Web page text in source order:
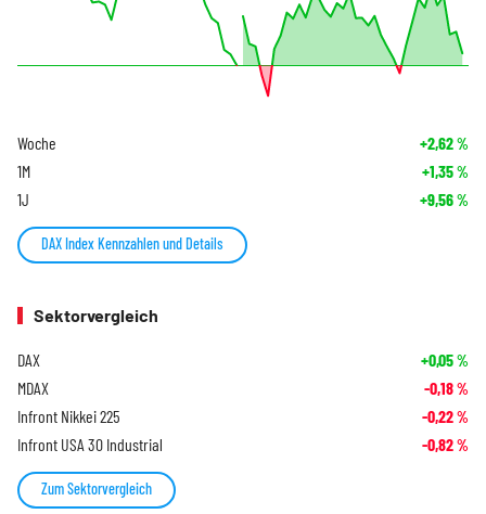
Woche +2,62%
1M +1,35%
1J +9,56%
DAX Index Kennzahlen und Details
Sektorvergleich
DAX +0,05%
MDAX -0,18%
Infront Nikkei 225 -0,22%
Infront USA 30 Industrial -0,82%
Zum Sektorvergleich